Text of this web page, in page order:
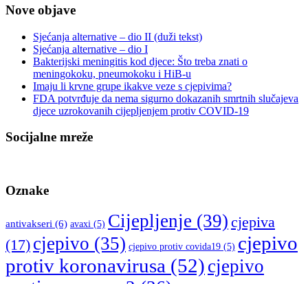
Nove objave
Sjećanja alternative – dio II (duži tekst)
Sjećanja alternative – dio I
Bakterijski meningitis kod djece: Što treba znati o
meningokoku, pneumokoku i HiB-u
Imaju li krvne grupe ikakve veze s cjepivima?
FDA potvrđuje da nema sigurno dokazanih smrtnih slučajeva
djece uzrokovanih cijepljenjem protiv COVID-19
Socijalne mreže
Oznake
antivakseri (6) avaxi (5) Cijepljenje (39) cjepiva
(17) cjepivo (35) cjepivo protiv covida19 (5) cjepivo
protiv koronavirusa (52) cjepivo